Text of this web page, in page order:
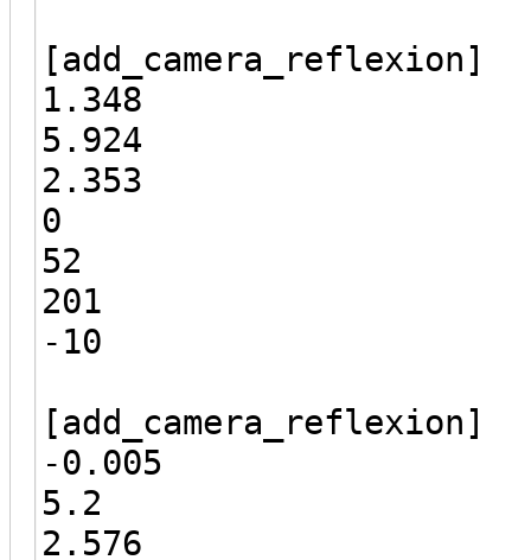
[add_camera_reflexion]
1.348
5.924
2.353
0
52
201
-10
[add_camera_reflexion]
-0.005
5.2
2.576